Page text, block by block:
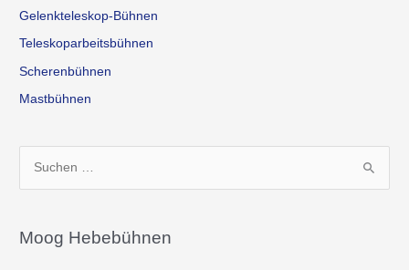
Gelenkteleskop-Bühnen
Teleskoparbeitsbühnen
Scherenbühnen
Mastbühnen
h
Moog Hebebühnen